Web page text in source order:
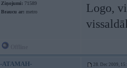
Ziņojumi: 71589
Braucu ar: metro
Logo,
-ATAMAH- 28. Dec 2009,